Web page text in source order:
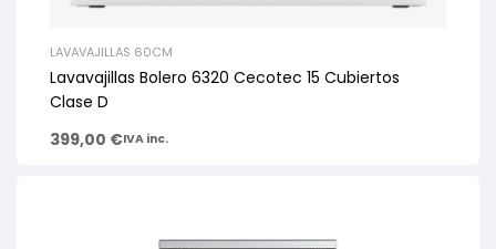
LAVAVAJILLAS 60CM
Lavavajillas Bolero 6320 Cecotec 15 Cubiertos
Clase D
399,00 €IVA inc.